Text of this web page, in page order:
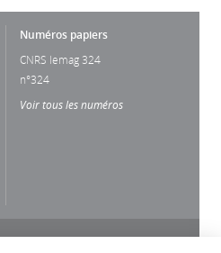
Numéros papiers
CNRS lemag 324
n°324
Voir tous les numéros